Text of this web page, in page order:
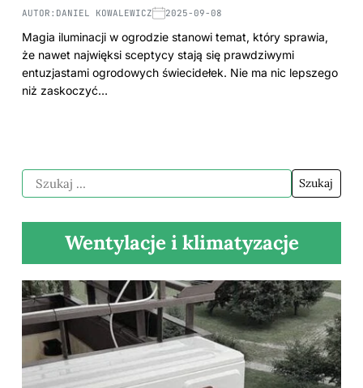
AUTOR: DANIEL KOWALEWICZ 2025-09-08
Magia iluminacji w ogrodzie stanowi temat, który sprawia,
że nawet najwięksi sceptycy stają się prawdziwymi
entuzjastami ogrodowych świecidełek. Nie ma nic lepszego
niż zaskoczyć…
Wentylacje i klimatyzacje